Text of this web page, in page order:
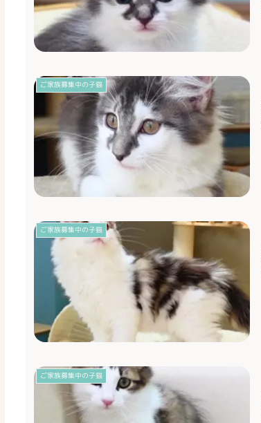
ご家族募集中の子猫
ご家族募集中の子猫
ご家族募集中の子猫